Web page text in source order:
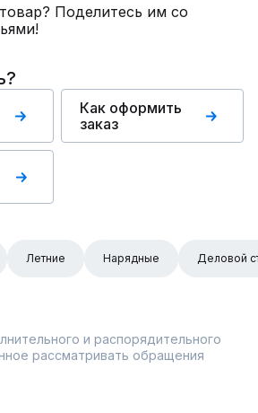
Поделитесь им со
Как оформить
заказ
Летние Нарядные Деловой
и распорядительного
рассматривать обращения